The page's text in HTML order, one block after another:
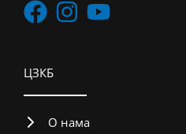
ЦЗКБ
О нама